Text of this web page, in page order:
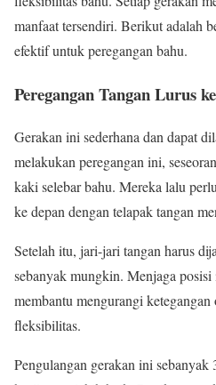
manfaat tersendiri. Berikut adalah
efektif untuk peregangan bahu.
Peregangan Tangan Lurus
Gerakan ini sederhana dan dapat
melakukan peregangan ini,
kaki selebar bahu. Mereka lalu
ke depan dengan telapak tangan
Setelah itu, jari-jari tangan harus
sebanyak mungkin. Menjaga
membantu mengurangi
fleksibilitas.
Pengulangan gerakan ini